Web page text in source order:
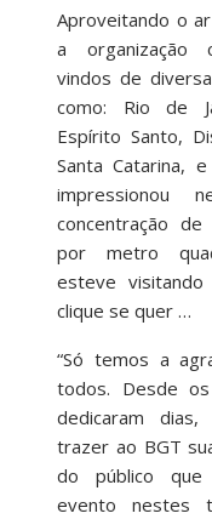
Aproveitando o
a organização
vindos de
como: Rio de
Espírito Santo,
Santa Catarina,
impressionou
concentração
por metro
esteve
clique se quer …
“Só temos a
todos. Desde
dedicaram
trazer ao BGT
do público que
evento nestes